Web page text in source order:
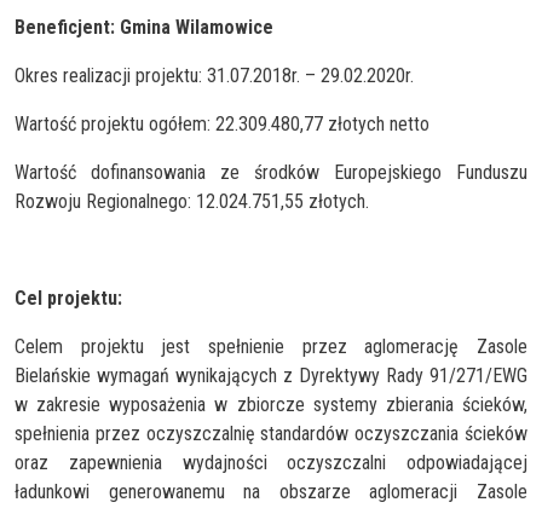
Beneficjent: Gmina Wilamowice
Okres realizacji projektu: 31.07.2018r. – 29.02.2020r.
Wartość projektu ogółem: 22.309.480,77 złotych netto
Wartość dofinansowania ze środków Europejskiego Funduszu
Rozwoju Regionalnego: 12.024.751,55 złotych.
Cel projektu:
Celem projektu jest spełnienie przez aglomerację Zasole
Bielańskie wymagań wynikających z Dyrektywy Rady 91/271/EWG
w zakresie wyposażenia w zbiorcze systemy zbierania ścieków,
spełnienia przez oczyszczalnię standardów oczyszczania ścieków
oraz zapewnienia wydajności oczyszczalni odpowiadającej
ładunkowi generowanemu na obszarze aglomeracji Zasole